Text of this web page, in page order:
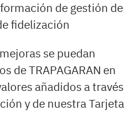
de gestión de
fidelización
se puedan
de TRAPAGARAN en
añadidos a través
y de nuestra Tarjeta